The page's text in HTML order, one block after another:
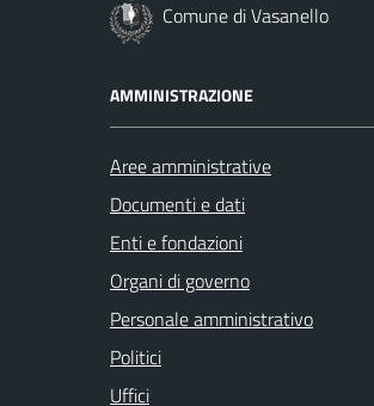
Comune di Vasanello
AMMINISTRAZIONE
Aree amministrative
Documenti e dati
Enti e fondazioni
Organi di governo
Personale amministrativo
Politici
Uffici